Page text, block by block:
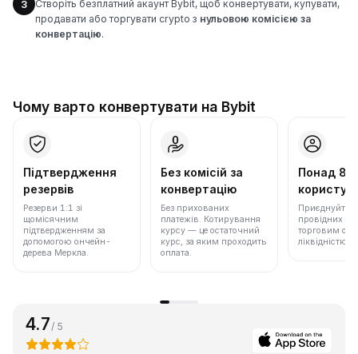
3
Створіть безплатний акаунт Bybit, щоб конвертувати, купувати,
продавати або торгувати crypto з нульовою комісією за
конвертацію.
Чому варто конвертувати на Bybit
Підтвердження
резервів
Резерви 1:1 зі
щомісячним
підтвердженням за
допомогою ончейн-
дерева Меркла.
Без комісій за
конвертацію
Без прихованих
платежів. Котирування
курсу — це остаточний
курс, за яким проходить
оплата.
Понад 86
Приєднуйтеся
провідних
торговим
ліквідністю.
4.7 / 5